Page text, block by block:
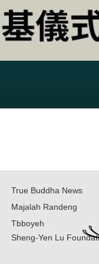
True Buddha News
Majalah Randeng
Tbboyeh
Sheng-Yen Lu